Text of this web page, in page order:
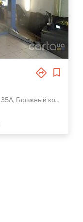
г. Киев, улица Бакинская, 35А, Гаражный кооператив Бакинский бокс 5-39